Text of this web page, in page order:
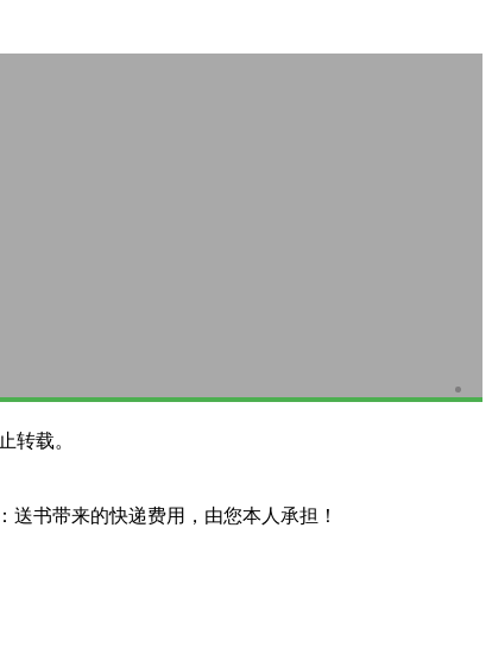
转载。
书带来的快递费用，由您本人承担！